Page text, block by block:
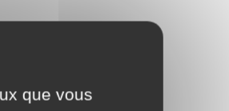
que vous